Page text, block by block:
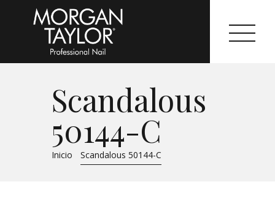
Scandalous
50144-C
Inicio Scandalous 50144-C
Morgan Taylor®
Sistemas Profesionales
Cartas de Color